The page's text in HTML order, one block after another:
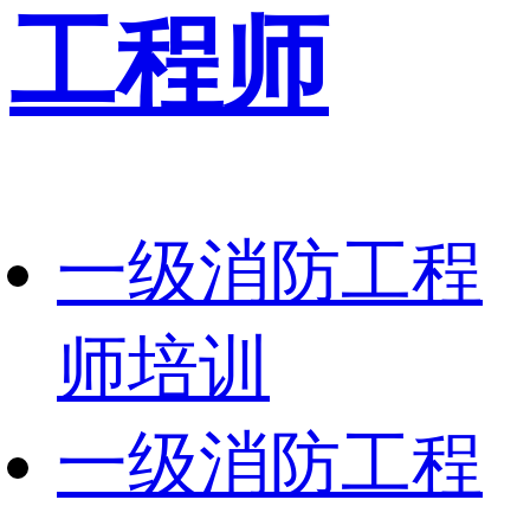
工程师
一级消防工程
师培训
一级消防工程